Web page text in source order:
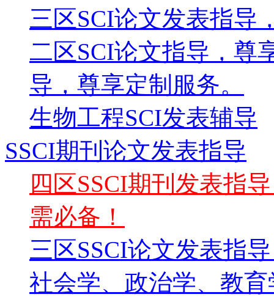
三区SCI论文发表指导
二区SCI论文指导，尊
导，尊享定制服务。
生物工程SCI发表辅导
SSCI期刊论文发表指导
四区SSCI期刊发表指
需必备！
三区SSCI论文发表指
社会学、政治学、教